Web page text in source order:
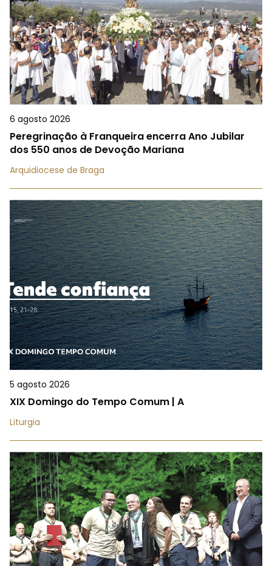
6 agosto 2026
Peregrinação à Franqueira encerra Ano Jubilar
dos 550 anos de Devoção Mariana
Arquidiocese de Braga
5 agosto 2026
XIX Domingo do Tempo Comum | A
Liturgia